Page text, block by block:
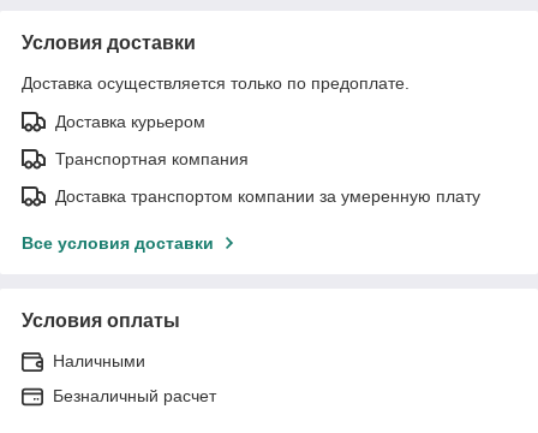
Условия доставки
Доставка осуществляется только по предоплате.
Доставка курьером
Транспортная компания
Доставка транспортом компании за умеренную плату
Все условия доставки
Условия оплаты
Наличными
Безналичный расчет